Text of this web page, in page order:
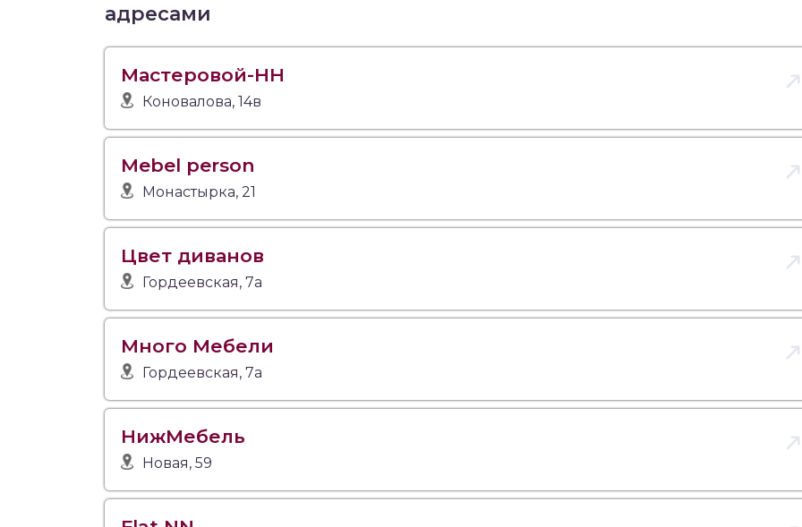
адресами
Мастеровой-НН
Коновалова, 14в
Mebel person
Монастырка, 21
Цвет диванов
Гордеевская, 7а
Много Мебели
Гордеевская, 7а
НижМебель
Новая, 59